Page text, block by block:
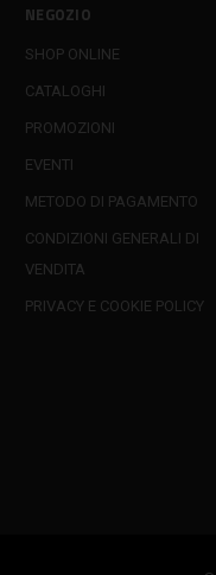
NEGOZIO
SHOP ONLINE
CATALOGHI
PROMOZIONI
EVENTI
METODO DI PAGAMENTO
CONDIZIONI GENERALI DI
VENDITA
PRIVACY E COOKIE POLICY